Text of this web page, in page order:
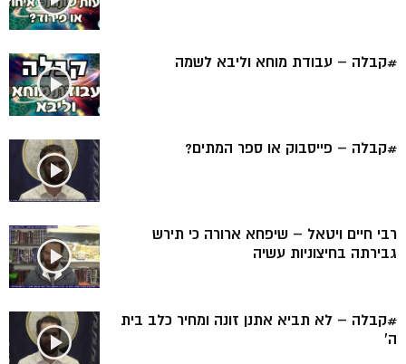
#קבלה – עבודת מוחא וליבא לשמה
#קבלה – פייסבוק או ספר המתים?
רבי חיים ויטאל – שיפחא ארורה כי תירש
גבירתה בחיצוניות עשיה
#קבלה – לא תביא אתנן זונה ומחיר כלב בית
ה’